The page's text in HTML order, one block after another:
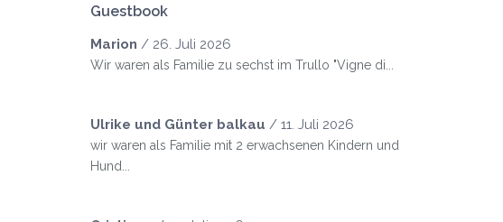
Guestbook
Marion / 26. Juli 2026
Wir waren als Familie zu sechst im Trullo "Vigne di...
Ulrike und Günter balkau / 11. Juli 2026
wir waren als Familie mit 2 erwachsenen Kindern und
Hund...